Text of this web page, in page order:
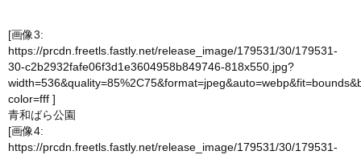
[画像3:
https://prcdn.freetls.fastly.net/release_image/179531/30/179531-
30-c2b2932fafe06f3d1e3604958b849746-818x550.jpg?
color=fff ]
青和ばら公園
[画像4:
https://prcdn.freetls.fastly.net/release_image/179531/30/179531-